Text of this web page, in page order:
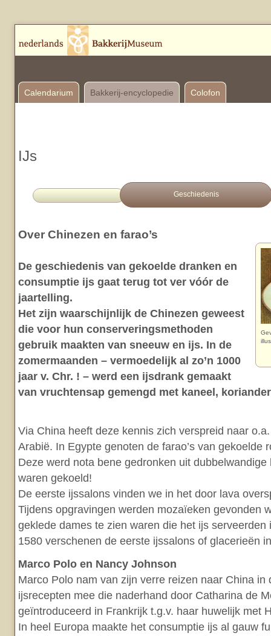
Calendarium Bakkerij-encyclopedie Colofon
IJs
Geschiedenis
Over Chinezen en farao’s
De geschiedenis van gekoelde dranken en
consumptie ijs gaat terug tot ver vóór de
jaartelling.
Het zijn waarschijnlijk de Chinezen geweest
die voor hun conserveringsmethoden
gebruik maakten van sneeuw en ijs. In de
zomermaanden – vermoedelijk al zo’n 1000
jaar v. Chr. ! – werd een ijsdrank gemaakt
van vruchtensap gemengd met kaneel,
Via China heeft deze kennis zich verspreid naar
Arabië. In Egypte genoten de farao’s van gekoelde
Deze werd nota bene gedronken uit dubbelwandige
waren gekoeld!
De eerste ijssalons vinden we in het door lava
Tijdens opgravingen werden mozaïeken gevonden
geklede dames te zien waren die het ijs serveerden
1580 verschenen de eerste ijssalons of glacerieën
Marco Polo en Nancy Johnson
Marco Polo nam van zijn verre reizen naar China in
ijsrecepten mee die naderhand door Catharina de
geïntroduceerd in Frankrijk t.g.v. haar huwelijk met
In heel Europa maakte het consumptie ijs al gauw